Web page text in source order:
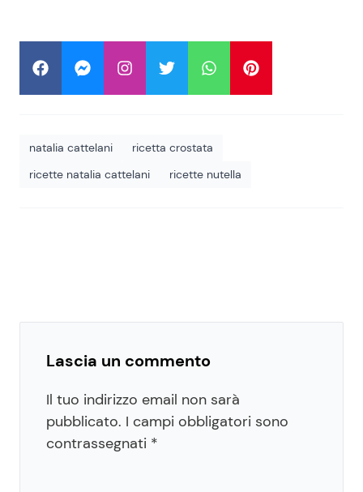
natalia cattelani
ricetta crostata
ricette natalia cattelani
ricette nutella
Lascia un commento
Il tuo indirizzo email non sarà
pubblicato. I campi obbligatori sono
contrassegnati *